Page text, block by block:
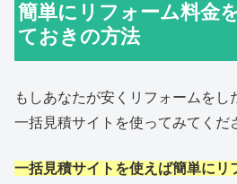
簡単にリフォーム料金
ておきの方法
もしあなたが安くリフォームをし
一括見積サイトを使ってみてくだ
一括見積サイトを使えば簡単にリ